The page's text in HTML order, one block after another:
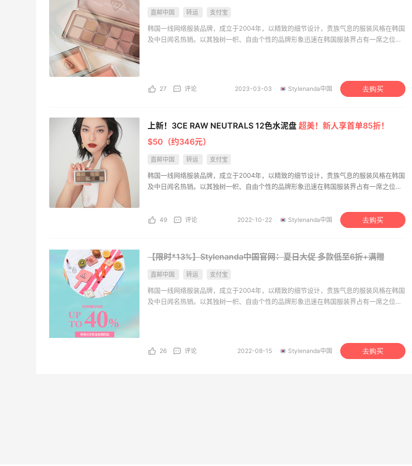
直邮中国 转运 支付宝
韩国一线网络服装品牌，成立于2004年，以精致的细节设计，贵族气息的服装风格在韩国
及中日闻名热销。以其独树一帜、自由个性的品牌形象迅速在韩国服装界占有一席之位，
27 评论 2023-03-03 Stylenanda中国 去购买
上新！3CE RAW NEUTRALS 12色水泥盘 超美！新人享首单85折！
$50（约346元）
直邮中国 转运 支付宝
韩国一线网络服装品牌，成立于2004年，以精致的细节设计，贵族气息的服装风格在韩国
及中日闻名热销。以其独树一帜、自由个性的品牌形象迅速在韩国服装界占有一席之位，
49 评论 2022-10-22 Stylenanda中国 去购买
【限时*13%】Stylenanda中国官网：夏日大促多款低至6折+满赠
直邮中国 转运 支付宝
韩国一线网络服装品牌，成立于2004年，以精致的细节设计，贵族气息的服装风格在韩国
及中日闻名热销。以其独树一帜、自由个性的品牌形象迅速在韩国服装界占有一席之位，
26 评论 2022-08-15 Stylenanda中国 去购买
亮亮的发夹再买两个！走了55有额外的返
利到账！
08月07日
08月07日
为了这家烧烤，我必然还要再去新疆
08月07日
08月07日 1
毛贴啦
除了面膜，我还薅到面霜、粉底液、润肤
08月07日